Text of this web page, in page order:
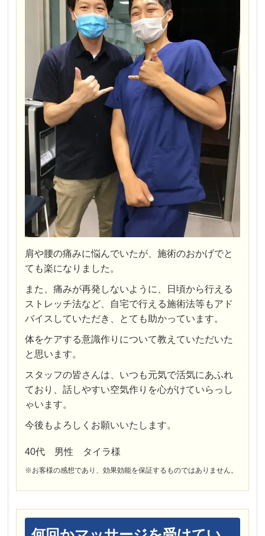
肩や腰の痛みに悩んでいたが、施術のおかげでと
ても楽になりました。
また、痛みが再発しないように、日頃から行える
ストレッチ法など、自宅で行える施術法等もアド
バイスしていただき、とても助かっています。
体をケアする意識作りについて教えていただいた
と思います。
スタッフの皆さんは、いつも元気で活気にあふれ
ており、話しやすい空気作りを心がけていらっし
ゃいます。
今後もよろしくお願いいたします。
40代 男性 タイラ様
※お客様の感想であり、効果効能を保証するものではありません。